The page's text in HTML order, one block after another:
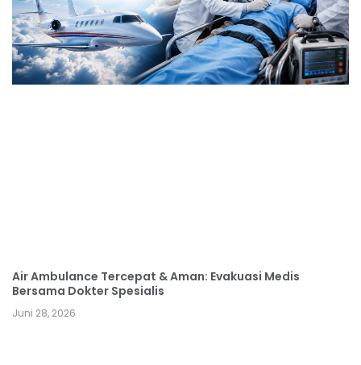
Air Ambulance Tercepat & Aman: Evakuasi Medis
Bersama Dokter Spesialis
Juni 28, 2026